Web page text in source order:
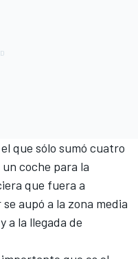
que sólo sumó cuatro
coche para la
que fuera a
aupó a la zona media
a la llegada de